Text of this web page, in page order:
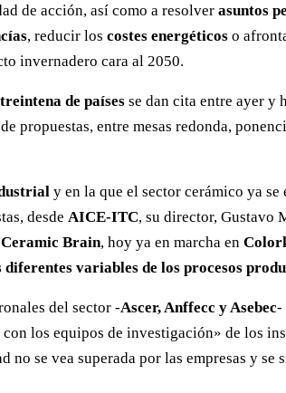
de acción, así como a resolver asuntos
, reducir los costes energéticos o
invernadero cara al 2050.
de países se dan cita entre ayer y
propuestas, entre mesas redonda,
y en la que el sector cerámico ya
desde AICE-ITC, su director, Gustavo
Ceramic Brain, hoy ya en marcha en
variables de los procesos
del sector -Ascer, Anffecc y Asebec-
los equipos de investigación» de los
se vea superada por las empresas y se